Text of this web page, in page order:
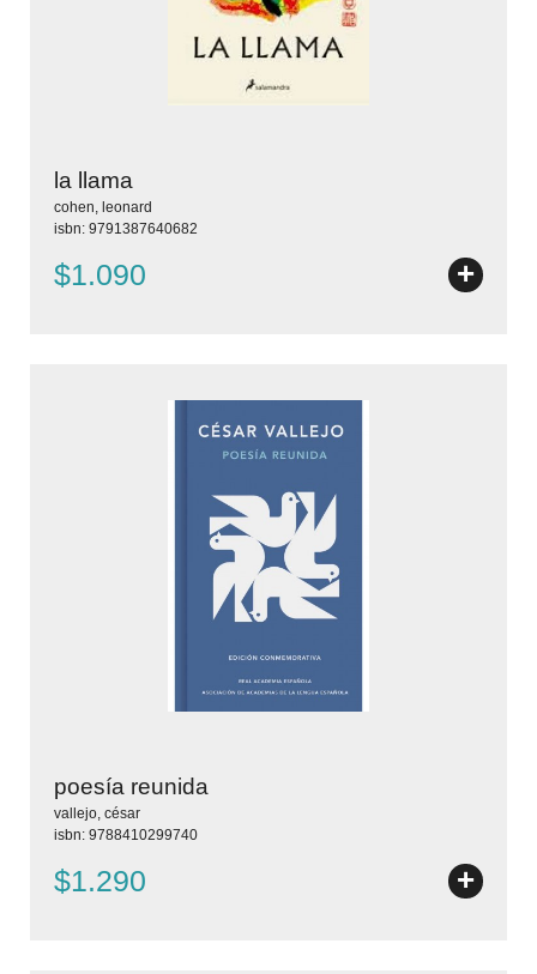
la llama
cohen, leonard
isbn: 9791387640682
$1.090 +
poesía reunida
vallejo, césar
isbn: 9788410299740
$1.290 +